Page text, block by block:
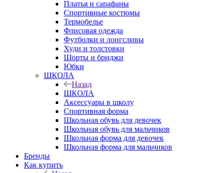
Платья и сарафаны
Спортивные костюмы
Термобелье
Флисовая одежда
Футболки и лонгсливы
Худи и толстовки
Шорты и бриджи
Юбки
ШКОЛА
Назад
ШКОЛА
Аксессуары в школу
Спортивная форма
Школьная обувь для девочек
Школьная обувь для мальчиков
Школьная форма для девочек
Школьная форма для мальчиков
Бренды
Как купить